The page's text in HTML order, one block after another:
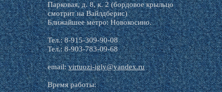
Парковая, д. 8, к. 2 (бордовое крыльцо
смотрит на Вайлдберис)
Ближайшее метро: Новокосино.
Тел.: 8-915-309-90-08
Тел.: 8-903-783-09-68
email:virtuozi-igly@yandex.ru
Время работы: